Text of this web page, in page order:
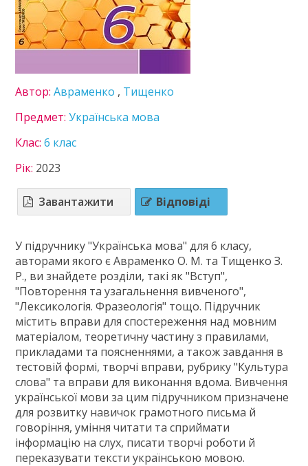
Література
Математика
Мистецтво
Пізнаємо природу
Технології
Українська мова
Французька мова
8 клас
9 клас
11 клас
ГДЗ
Статті
Зв'язок
Політика
Автор:Авраменко , Тищенко
Предмет:Українська мова
Клас:6 клас
Рік: 2023
Завантажити Відповіді
У підручнику "Українська мова" для 6 класу,
авторами якого є Авраменко О. М. та Тищенко З.
Р., ви знайдете розділи, такі як "Вступ",
"Повторення та узагальнення вивченого",
"Лексикологія. Фразеологія" тощо. Підручник
містить вправи для спостереження над мовним
матеріалом, теоретичну частину з правилами,
прикладами та поясненнями, а також завдання в
тестовій формі, творчі вправи, рубрику "Культура
слова" та вправи для виконання вдома. Вивчення
української мови за цим підручником призначене
для розвитку навичок грамотного письма й
говоріння, уміння читати та сприймати
інформацію на слух, писати творчі роботи й
переказувати тексти українською мовою.